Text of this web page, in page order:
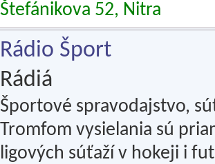
Štefánikova 52, Nitra
Rádio Šport
Rádiá
Športové spravodajstvo,
Tromfom vysielania sú
ligových súťaží v hokeji i